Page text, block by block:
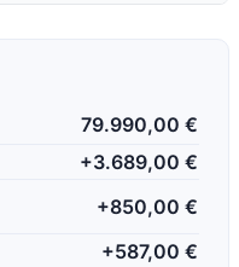
79.990,00 €
+3.689,00 €
+850,00 €
+587,00 €